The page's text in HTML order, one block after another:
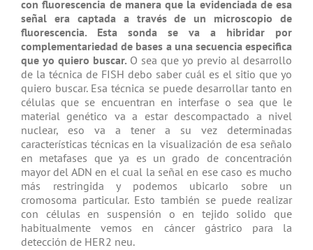
con fluorescencia de manera que la evidenciada de esa
señal era captada a través de un microscopio de
fluorescencia. Esta sonda se va a hibridar por
complementariedad de bases a una secuencia especifica
que yo quiero buscar. O sea que yo previo al desarrollo
de la técnica de FISH debo saber cuál es el sitio que yo
quiero buscar. Esa técnica se puede desarrollar tanto en
células que se encuentran en interfase o sea que le
material genético va a estar descompactado a nivel
nuclear, eso va a tener a su vez determinadas
características técnicas en la visualización de esa señalo
en metafases que ya es un grado de concentración
mayor del ADN en el cual la señal en ese caso es mucho
más restringida y podemos ubicarlo sobre un
cromosoma particular. Esto también se puede realizar
con células en suspensión o en tejido solido que
habitualmente vemos en cáncer gástrico para la
detección de HER2 neu.